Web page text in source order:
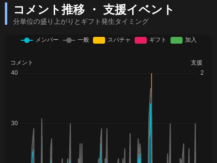
コメント推移 ・ 支援イベント
分単位の盛り上がりとギフト発生タイミング